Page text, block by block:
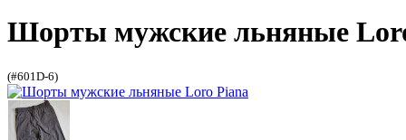
Шорты мужские льняные
(#601D-6)